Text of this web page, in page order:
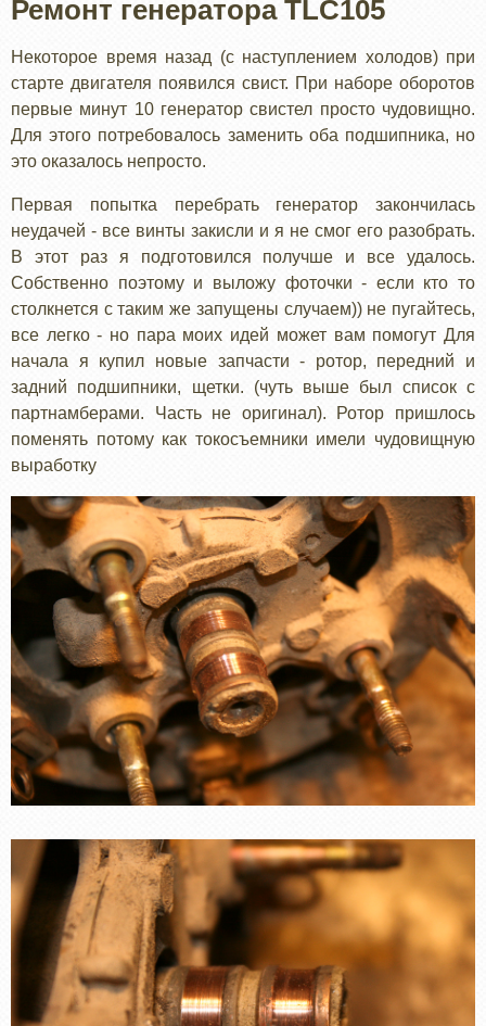
Ремонт генератора TLC105
Некоторое время назад (с наступлением холодов) при
старте двигателя появился свист. При наборе оборотов
первые минут 10 генератор свистел просто чудовищно.
Для этого потребовалось заменить оба подшипника, но
это оказалось непросто.
Первая попытка перебрать генератор закончилась
неудачей - все винты закисли и я не смог его разобрать.
В этот раз я подготовился получше и все удалось.
Собственно поэтому и выложу фоточки - если кто то
столкнется с таким же запущены случаем)) не пугайтесь,
все легко - но пара моих идей может вам помогут Для
начала я купил новые запчасти - ротор, передний и
задний подшипники, щетки. (чуть выше был список с
партнамберами. Часть не оригинал). Ротор пришлось
поменять потому как токосъемники имели чудовищную
выработку